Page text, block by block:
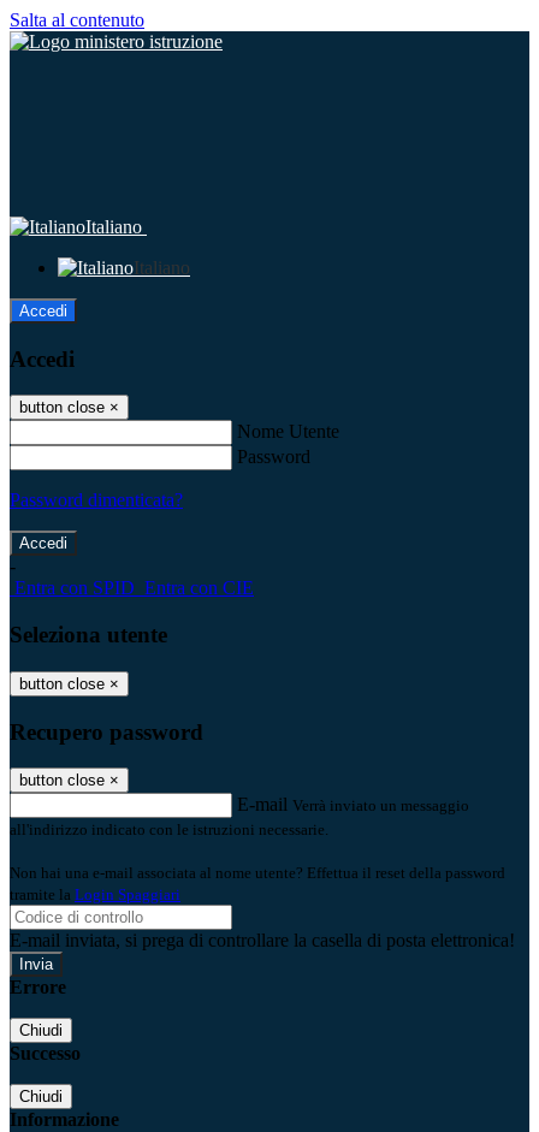
Salta al contenuto
Italiano
Italiano
Accedi
Accedi
button close ×
Nome Utente
Password
Password dimenticata?
-
Entra con SPID Entra con CIE
Seleziona utente
button close ×
Recupero password
button close ×
E-mail Verrà inviato un messaggio
all'indirizzo indicato con le istruzioni necessarie.
Non hai una e-mail associata al nome utente? Effettua il reset della password
tramite la Login Spaggiari
E-mail inviata, si prega di controllare la casella di posta elettronica!
Errore
Chiudi
Successo
Chiudi
Informazione